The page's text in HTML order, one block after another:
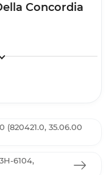
Concordia
(820421.0, 35.06.00
6104,